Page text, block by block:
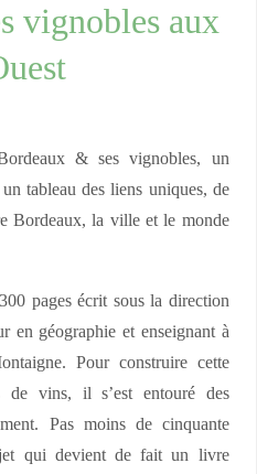
vignobles aux
& ses vignobles, un
tableau des liens uniques, de
Bordeaux, la ville et le monde
pages écrit sous la direction
en géographie et enseignant à
Pour construire cette
de vins, il s’est entouré des
Pas moins de cinquante
qui devient de fait un livre